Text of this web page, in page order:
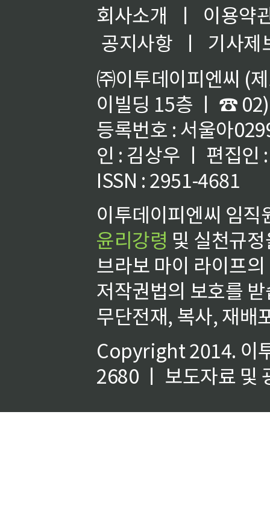
회사소개 ㅣ
이용약
공지사항
ㅣ
기사제
㈜이투데이피엔씨 (
이빌딩 15층 ㅣ ☎
등록번호 : 서울아
인 : 김상우 ㅣ 편집인
ISSN : 2951-4681
이투데이피엔씨 임
윤리강령 및 실천규
브라보 마이 라이프
저작권법의 보호를
무단전재, 복사, 재배
Copyright 2014. 이
2680 ㅣ 보도자료